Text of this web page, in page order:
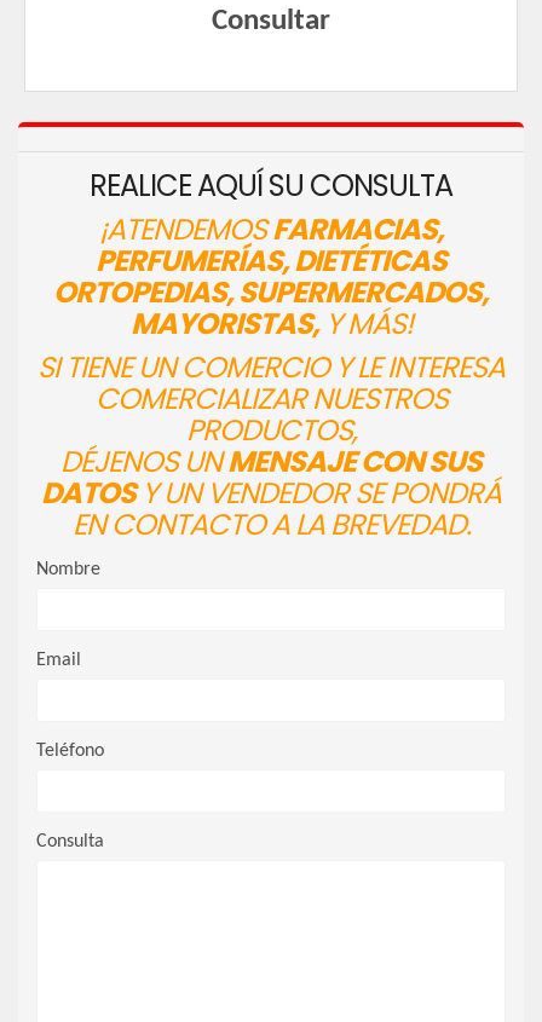
Consultar
REALICE AQUÍ SU CONSULTA
¡ATENDEMOSFARMACIAS,
PERFUMERÍAS, DIETÉTICAS
ORTOPEDIAS, SUPERMERCADOS,
MAYORISTAS,Y MÁS!
SI TIENE UN COMERCIO Y LE INTERESA
COMERCIALIZAR NUESTROS
PRODUCTOS,
DÉJENOS UNMENSAJE CON SUS
DATOSY UN VENDEDOR SE PONDRÁ
EN CONTACTO A LA BREVEDAD.
Nombre
Email
Teléfono
Consulta